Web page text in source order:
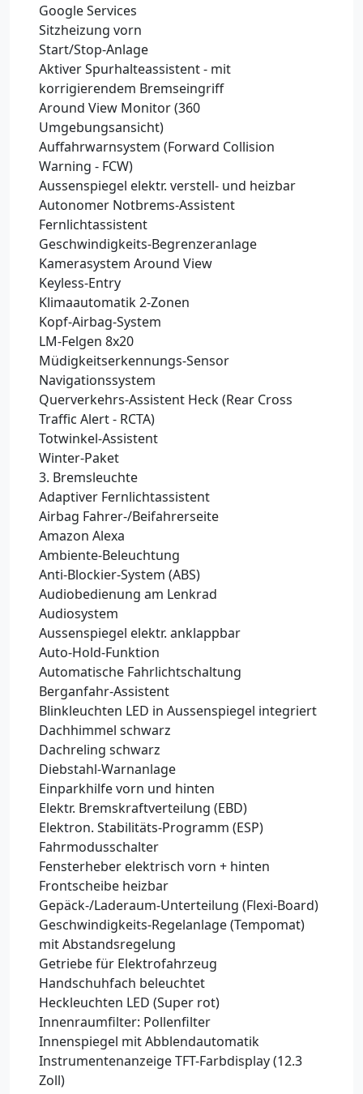
Google Services
Sitzheizung vorn
Start/Stop-Anlage
Aktiver Spurhalteassistent - mit
korrigierendem Bremseingriff
Around View Monitor (360
Umgebungsansicht)
Auffahrwarnsystem (Forward Collision
Warning - FCW)
Aussenspiegel elektr. verstell- und heizbar
Autonomer Notbrems-Assistent
Fernlichtassistent
Geschwindigkeits-Begrenzeranlage
Kamerasystem Around View
Keyless-Entry
Klimaautomatik 2-Zonen
Kopf-Airbag-System
LM-Felgen 8x20
Müdigkeitserkennungs-Sensor
Navigationssystem
Querverkehrs-Assistent Heck (Rear Cross
Traffic Alert - RCTA)
Totwinkel-Assistent
Winter-Paket
3. Bremsleuchte
Adaptiver Fernlichtassistent
Airbag Fahrer-/Beifahrerseite
Amazon Alexa
Ambiente-Beleuchtung
Anti-Blockier-System (ABS)
Audiobedienung am Lenkrad
Audiosystem
Aussenspiegel elektr. anklappbar
Auto-Hold-Funktion
Automatische Fahrlichtschaltung
Berganfahr-Assistent
Blinkleuchten LED in Aussenspiegel integriert
Dachhimmel schwarz
Dachreling schwarz
Diebstahl-Warnanlage
Einparkhilfe vorn und hinten
Elektr. Bremskraftverteilung (EBD)
Elektron. Stabilitäts-Programm (ESP)
Fahrmodusschalter
Fensterheber elektrisch vorn + hinten
Frontscheibe heizbar
Gepäck-/Laderaum-Unterteilung (Flexi-Board)
Geschwindigkeits-Regelanlage (Tempomat)
mit Abstandsregelung
Getriebe für Elektrofahrzeug
Handschuhfach beleuchtet
Heckleuchten LED (Super rot)
Innenraumfilter: Pollenfilter
Innenspiegel mit Abblendautomatik
Instrumentenanzeige TFT-Farbdisplay (12.3
Zoll)